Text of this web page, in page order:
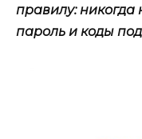
правилу: никогда
пароль и коды